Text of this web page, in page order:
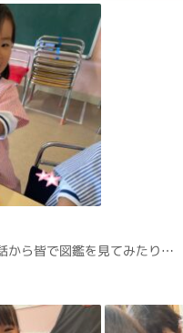
から皆で図鑑を見てみたり…